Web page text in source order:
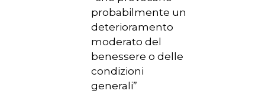
probabilmente un
deterioramento
moderato del
benessere o delle
condizioni
generali”